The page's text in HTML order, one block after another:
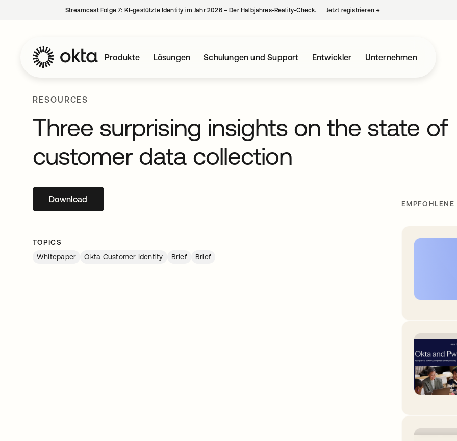
Streamcast Folge 7: KI-gestützte Identity im Jahr 2026 – Der Halbjahres-Reality-Check. Jetzt registrieren→
Produkte Lösungen Schulungen und Support Entwickler Unternehmen
RESOURCES
Three surprising insights on the state of
customer data collection
Downloadwird in einer neuen Registerkarte geöffnet
TOPICS
Whitepaper
Okta Customer Identity Brief Brief